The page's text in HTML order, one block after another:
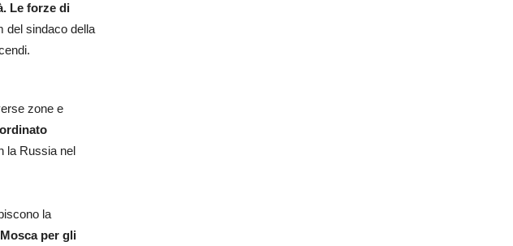
Le forze di
del sindaco della
zone e
la Russia nel
la
per gli